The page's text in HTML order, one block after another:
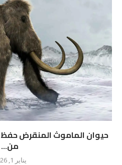
حيوان الماموث المنقرض حفظ
من...
يناير 1, 2026